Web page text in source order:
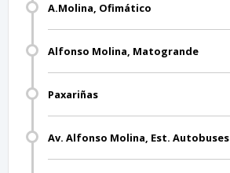
A.Molina, Ofimático
Alfonso Molina, Matogrande
Paxariñas
Av. Alfonso Molina, Est. Autobuses